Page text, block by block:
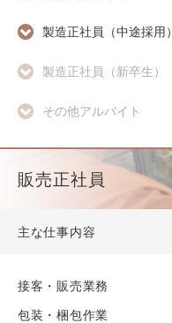
製造正社員（中途採用）
製造正社員（新卒生）
その他アルバイト
販売正社員
主な仕事内容
接客・販売業務
包装・梱包作業